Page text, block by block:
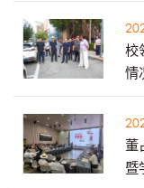
校
情
董
暨